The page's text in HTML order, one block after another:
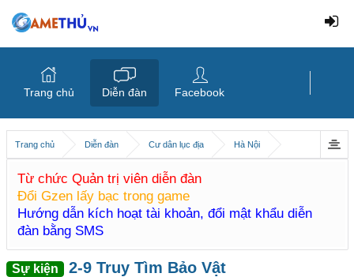
Trang chủ Diễn đàn Cư dân lục địa Hà Nội
Từ chức Quản trị viên diễn đàn
Đổi Gzen lấy bạc trong game
Hướng dẫn kích hoạt tài khoản, đổi mật khẩu diễn
đàn bằng SMS
Sự kiện 2-9 Truy Tìm Bảo Vật
Trang chủ Diễn đàn Facebook